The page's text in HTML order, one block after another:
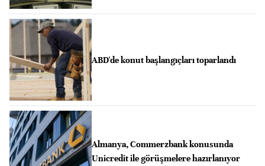
ABD'de konut başlangıçları toparlandı
Almanya, Commerzbank konusunda
Unicredit ile görüşmelere hazırlanıyor